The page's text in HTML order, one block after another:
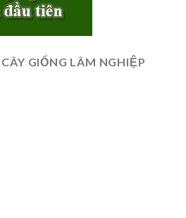
GIỐNG LÂM NGHIỆP